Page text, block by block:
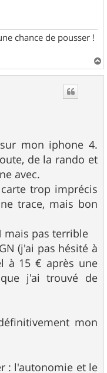
chance de pousser !
a
mon iphone 4.
de la rando et
avec.
trop imprécis
trace, mais bon
mais pas terrible
(j'ai pas hésité à
à 15 € après une
j'ai trouvé de
mon
: l'autonomie et le